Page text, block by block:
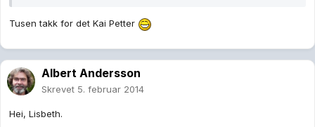
Tusen takk for det Kai Petter
Albert Andersson
Skrevet 5. februar 2014
Hei, Lisbeth.